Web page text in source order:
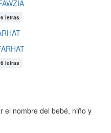
6 letras
6 letras
el nombre del bebé, niño y